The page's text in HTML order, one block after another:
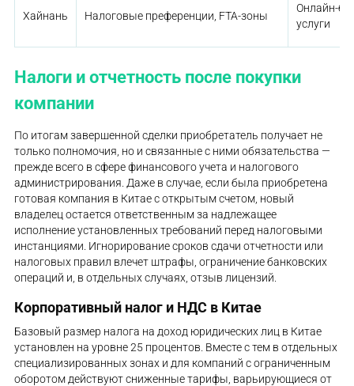
Хайнань Налоговые преференции, FTA-зоны
Онлайн-
услуги
Налоги и отчетность после покупки
компании
По итогам завершенной сделки приобретатель получает не
только полномочия, но и связанные с ними обязательства —
прежде всего в сфере финансового учета и налогового
администрирования. Даже в случае, если была приобретена
готовая компания в Китае с открытым счетом, новый
владелец остается ответственным за надлежащее
исполнение установленных требований перед налоговыми
инстанциями. Игнорирование сроков сдачи отчетности или
налоговых правил влечет штрафы, ограничение банковских
операций и, в отдельных случаях, отзыв лицензий.
Корпоративный налог и НДС в Китае
Базовый размер налога на доход юридических лиц в Китае
установлен на уровне 25 процентов. Вместе с тем в отдельных
специализированных зонах и для компаний с ограниченным
оборотом действуют сниженные тарифы, варьирующиеся от